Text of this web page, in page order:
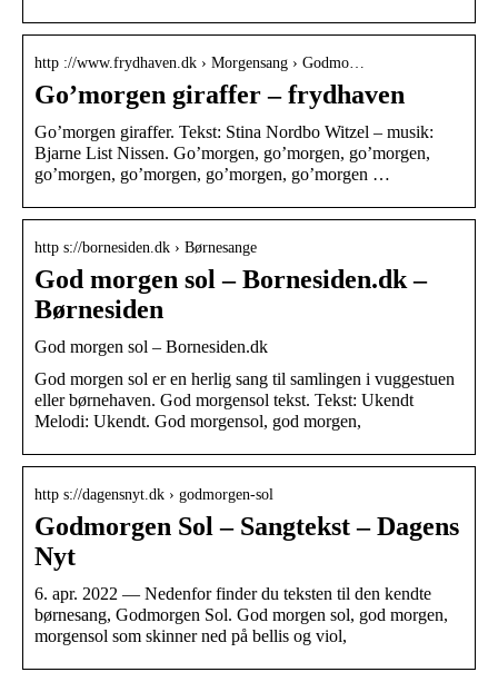
http ://www.frydhaven.dk › Morgensang › Godmo…
Go’morgen giraffer – frydhaven
Go’morgen giraffer. Tekst: Stina Nordbo Witzel – musik:
Bjarne List Nissen. Go’morgen, go’morgen, go’morgen,
go’morgen, go’morgen, go’morgen, go’morgen …
http s://bornesiden.dk › Børnesange
God morgen sol – Bornesiden.dk –
Børnesiden
God morgen sol – Bornesiden.dk
God morgen sol er en herlig sang til samlingen i vuggestuen
eller børnehaven. God morgensol tekst. Tekst: Ukendt
Melodi: Ukendt. God morgensol, god morgen,
http s://dagensnyt.dk › godmorgen-sol
Godmorgen Sol – Sangtekst – Dagens
Nyt
6. apr. 2022 — Nedenfor finder du teksten til den kendte
børnesang, Godmorgen Sol. God morgen sol, god morgen,
morgensol som skinner ned på bellis og viol,